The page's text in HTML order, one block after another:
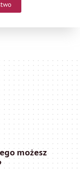
możesz